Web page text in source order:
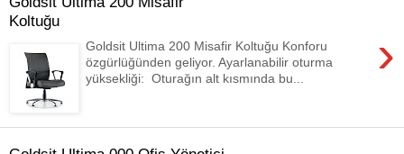
Koltuğu
›
Goldsit Ultima 200 Misafir Koltuğu Konforu
özgürlüğünden geliyor. Ayarlanabilir oturma
yüksekliği: Oturağın alt kısmında bu...